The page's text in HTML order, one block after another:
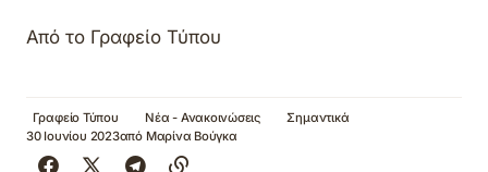
Από το Γραφείο Τύπου
Γραφείο Τύπου Νέα - Ανακοινώσεις
Σημαντικά
30 Ιουνίου 2023από Μαρίνα Βούγκα